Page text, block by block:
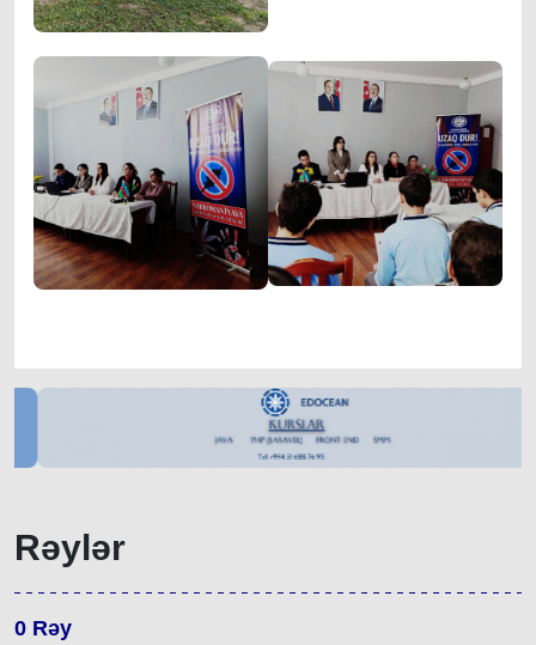
Rəylər
0 Rəy